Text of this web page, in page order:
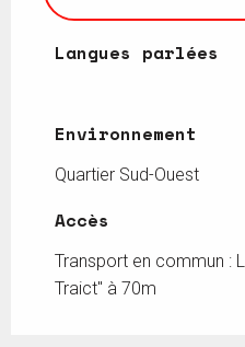
Langues parlées
Langues parlées
Environnement
Environnement
Quartier Sud-Ouest
Accès
Accès
Transport en commun :
Traict" à 70m